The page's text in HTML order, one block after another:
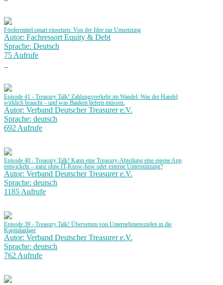
Fördermittel smart einsetzen: Von der Idee zur Umsetzung
Autor: Fachressort Equity & Debt
Sprache: Deutsch
75 Aufrufe
Episode 41 - Treasury Talk! Zahlungsverkehr im Wandel: Was der Handel
wirklich braucht – und was Banken liefern müssen.
Autor: Verband Deutscher Treasurer e.V.
Sprache: deutsch
692 Aufrufe
Episode 40 - Treasury Talk! Kann eine Treasury-Abteilung eine eigene App
entwickeln – ganz ohne IT-Know-how oder externe Unterstützung?
Autor: Verband Deutscher Treasurer e.V.
Sprache: deutsch
1185 Aufrufe
Episode 39 - Treasury Talk! Übersetzen von Unternehmenszielen in die
Kapitalanlage
Autor: Verband Deutscher Treasurer e.V.
Sprache: deutsch
762 Aufrufe